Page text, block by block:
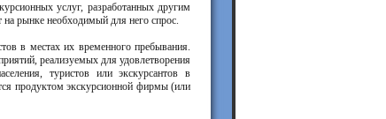
услуг, разработанных другим
на рынке необходимый для него спрос.
в местах их временного пребывания.
реализуемых для удовлетворения
туристов или экскурсантов в
продуктом экскурсионной фирмы (или